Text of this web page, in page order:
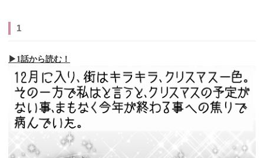
1
▶︎1話から読む！